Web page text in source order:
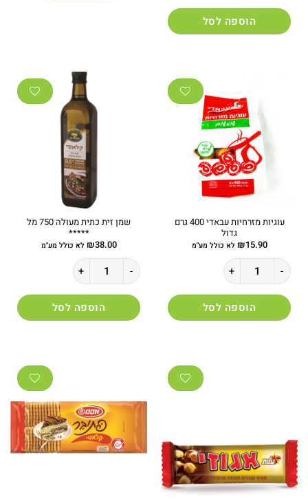
הוספה לסל
עוגיות מזרחיות עבאדי 400 גרם
גדול
₪15.90 לא כולל מע"מ
כמות של עוגיות מזרחיות עבאדי 400 גרם גדול
הוספה לסל
שמן זית כתית מעולה 750 מל
*****
₪38.00 לא כולל מע"מ
כמות של שמן זית כתית מעולה 750 מל *****
הוספה לסל